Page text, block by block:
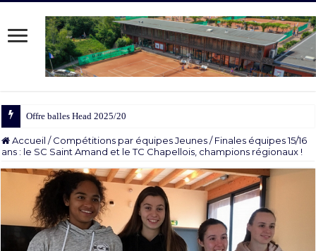
Offre balles Head 2025/2026
Accueil / Compétitions par équipes Jeunes / Finales équipes 15/16
ans : le SC Saint Amand et le TC Chapellois, champions régionaux !